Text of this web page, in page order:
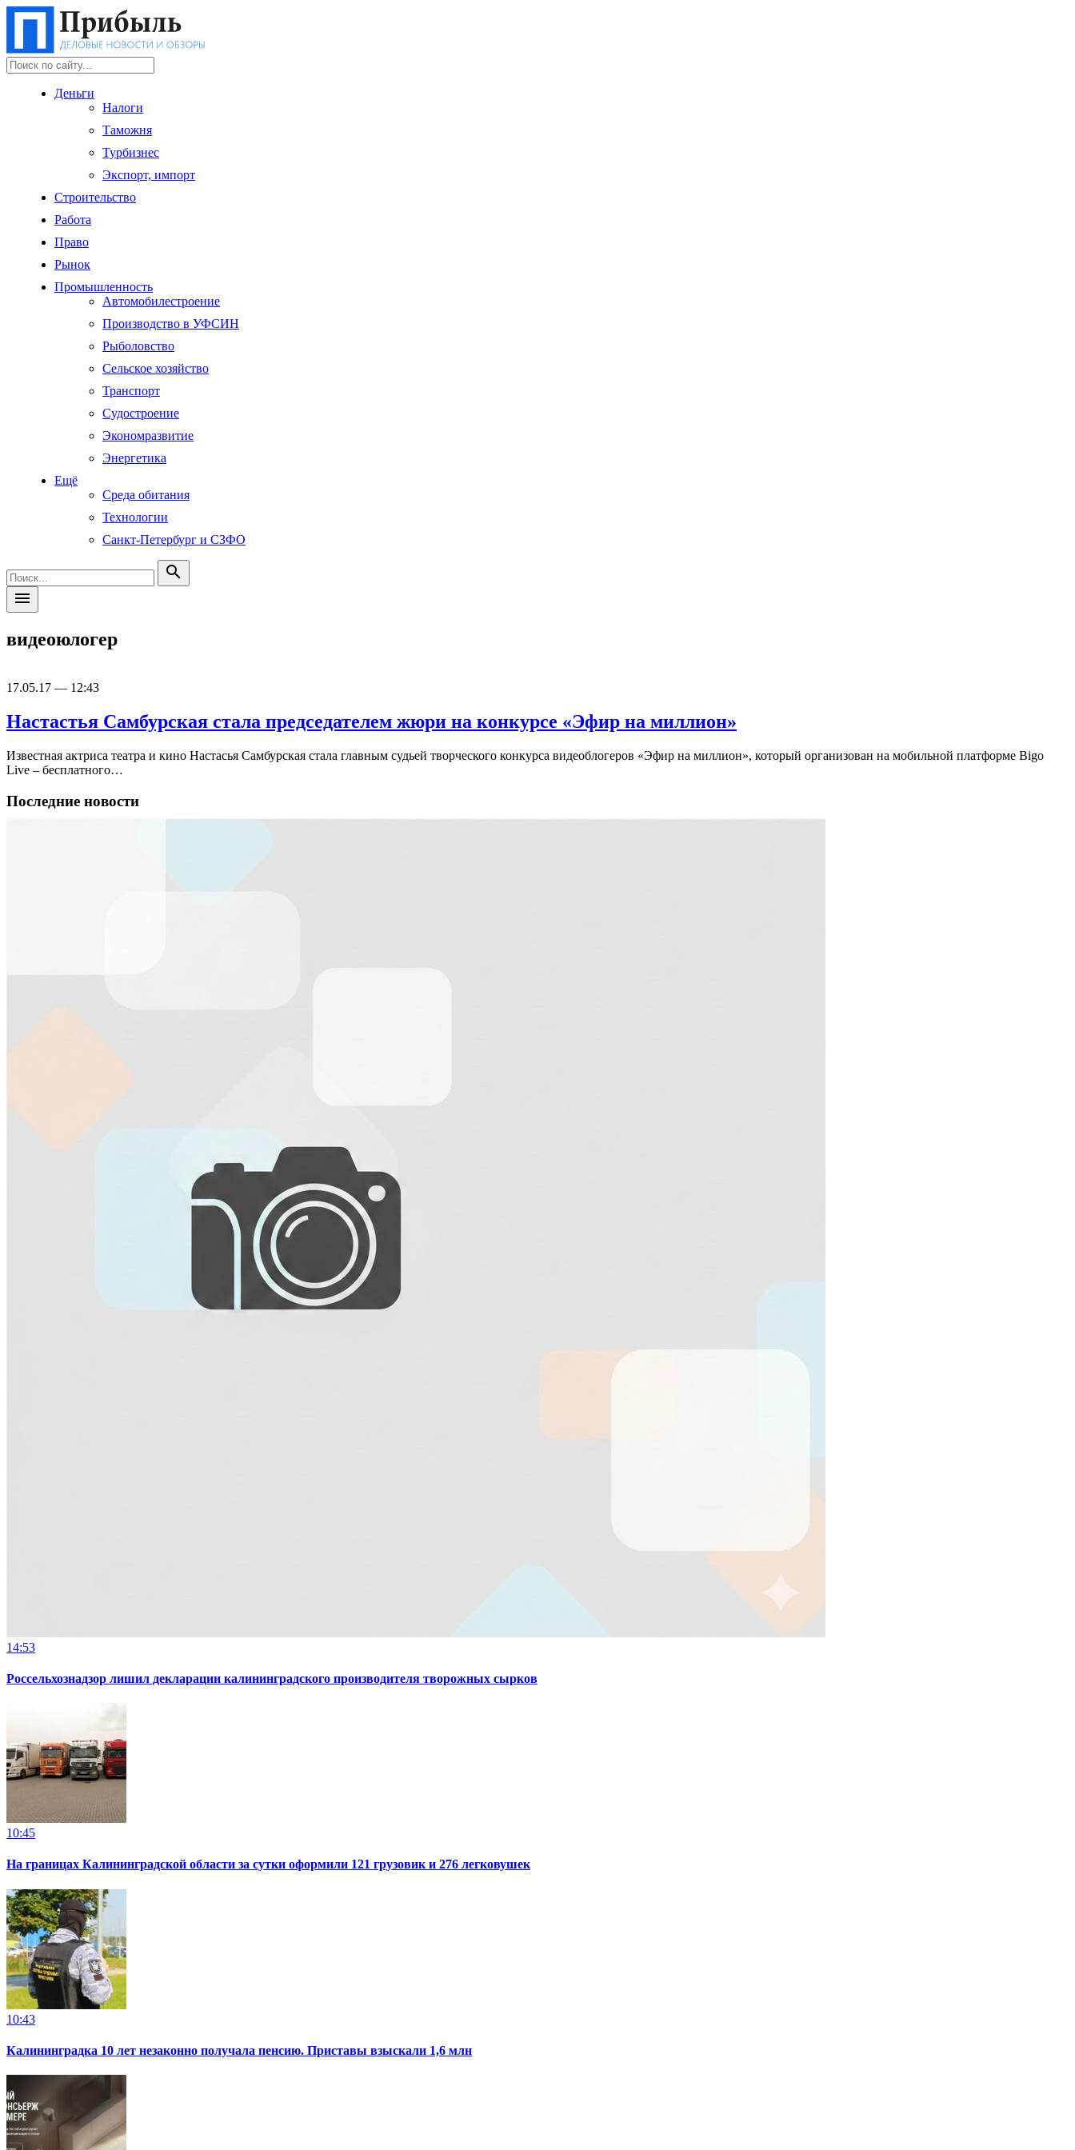
Деньги
Налоги
Таможня
Турбизнес
Экспорт, импорт
Строительство
Работа
Право
Рынок
Промышленность
Автомобилестроение
Производство в УФСИН
Рыболовство
Сельское хозяйство
Транспорт
Судостроение
Экономразвитие
Энергетика
Ещё
Среда обитания
Технологии
Санкт-Петербург и СЗФО
search
menu
видеоюлогер
17.05.17 — 12:43
Настастья Самбурская стала председателем жюри на конкурсе «Эфир на миллион»
Известная актриса театра и кино Настасья Самбурская стала главным судьей творческого конкурса видеоблогеров «Эфир на миллион», который организован на мобильной платформе Bigo
Live – бесплатного…
Последние новости
14:53
Россельхознадзор лишил декларации калининградского производителя творожных сырков
10:45
На границах Калининградской области за сутки оформили 121 грузовик и 276 легковушек
10:43
Калининградка 10 лет незаконно получала пенсию. Приставы взыскали 1,6 млн